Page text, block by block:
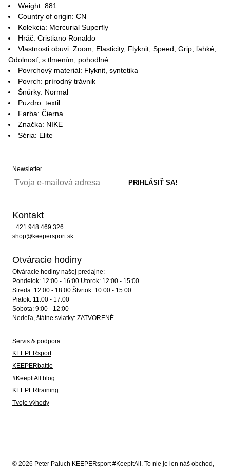
Weight: 881
Country of origin: CN
Kolekcia: Mercurial Superfly
Hráč: Cristiano Ronaldo
Vlastnosti obuvi: Zoom, Elasticity, Flyknit, Speed, Grip, ľahké,
Odolnosť, s tlmením, pohodlné
Povrchový materiál: Flyknit, syntetika
Povrch: prírodný trávnik
Šnúrky: Normal
Puzdro: textil
Farba: Čierna
Značka: NIKE
Séria: Elite
Newsletter
Kontakt
+421 948 469 326
shop@keepersport.sk
Otváracie hodiny
Otváracie hodiny našej predajne:
Pondelok: 12:00 - 16:00 Utorok: 12:00 - 15:00
Streda: 12:00 - 18:00 Štvrtok: 10:00 - 15:00
Piatok: 11:00 - 17:00
Sobota: 9:00 - 12:00
Nedeľa, štátne sviatky: ZATVORENÉ
Servis & podpora
KEEPERsport
KEEPERbattle
#KeepItAll blog
KEEPERtraining
Tvoje výhody
© 2026 Peter Paluch KEEPERsport #KeepItAll. To nie je len náš obchod,